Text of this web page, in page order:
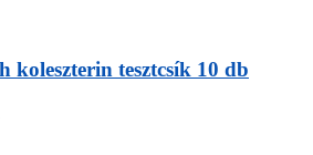
koleszterin tesztcsík 10 db